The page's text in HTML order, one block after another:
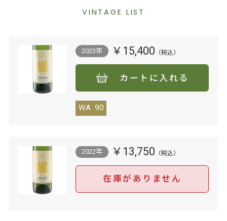
VINTAGE LIST
2023年 ￥15,400
カートに入れる
WA 90
2022年 ￥13,750
在庫がありません